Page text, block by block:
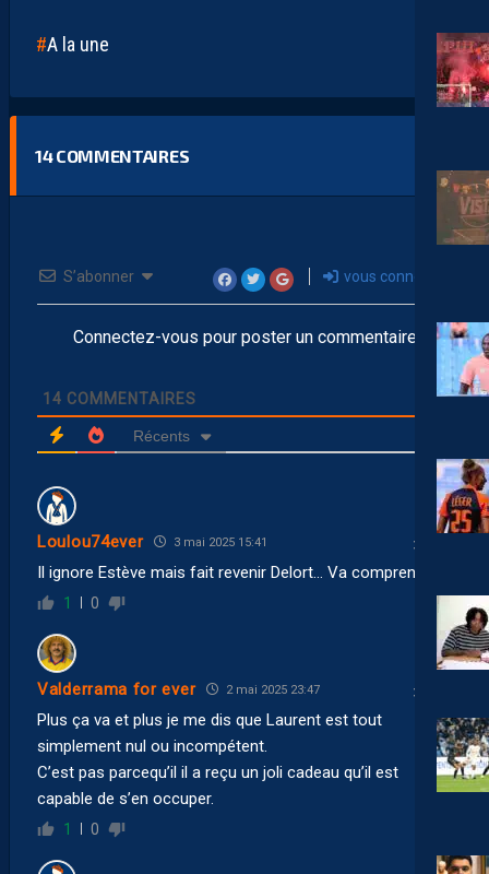
A la une
14COMMENTAIRES
S’abonner vous connecter
Connectez-vous pour poster un commentaire
14 COMMENTAIRES
Récents
Loulou74ever 3 mai 2025 15:41
Il ignore Estève mais fait revenir Delort… Va comprendre
1 0
Valderrama for ever 2 mai 2025 23:47
Plus ça va et plus je me dis que Laurent est tout
simplement nul ou incompétent.
C’est pas parcequ’il il a reçu un joli cadeau qu’il est
capable de s’en occuper.
1 0